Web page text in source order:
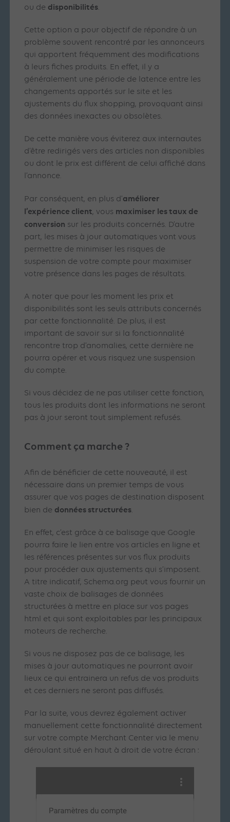
ou de disponibilités.
Cette option a pour objectif de répondre à un
problème souvent rencontré par les annonceurs
qui apportent fréquemment des modifications
à leurs fiches produits. En effet, il y a
généralement une période de latence entre les
changements apportés sur le site et les
ajustements du flux shopping, provoquant ainsi
des données inexactes ou obsolètes.
De cette manière vous éviterez aux internautes
d’être redirigés vers des articles non disponibles
ou dont le prix est différent de celui affiché dans
l’annonce.
Par conséquent, en plus d’améliorer
l’expérience client, vous maximiser les taux de
conversion sur les produits concernés. D’autre
part, les mises à jour automatiques vont vous
permettre de minimiser les risques de
suspension de votre compte pour maximiser
votre présence dans les pages de résultats.
A noter que pour les moment les prix et
disponibilités sont les seuls attributs concernés
par cette fonctionnalité. De plus, il est
important de savoir sur si la fonctionnalité
rencontre trop d’anomalies, cette dernière ne
pourra opérer et vous risquez une suspension
du compte.
Si vous décidez de ne pas utiliser cette fonction,
tous les produits dont les informations ne seront
pas à jour seront tout simplement refusés.
Comment ça marche ?
Afin de bénéficier de cette nouveauté, il est
nécessaire dans un premier temps de vous
assurer que vos pages de destination disposent
bien de données structurées.
En effet, c’est grâce à ce balisage que Google
pourra faire le lien entre vos articles en ligne et
les références présentes sur vos flux produits
pour procéder aux ajustements qui s’imposent.
A titre indicatif, Schema.org peut vous fournir un
vaste choix de balisages de données
structurées à mettre en place sur vos pages
html et qui sont exploitables par les principaux
moteurs de recherche.
Si vous ne disposez pas de ce balisage, les
mises à jour automatiques ne pourront avoir
lieux ce qui entrainera un refus de vos produits
et ces derniers ne seront pas diffusés.
Par la suite, vous devrez également activer
manuellement cette fonctionnalité directement
sur votre compte Merchant Center via le menu
déroulant situé en haut à droit de votre écran :